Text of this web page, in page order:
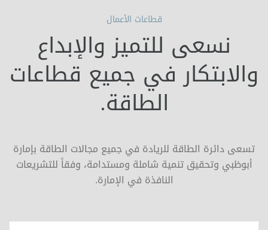
قطاعات الأعمال
نسعى للتميز والإبداع
والابتكار في جميع قطاعات
الطاقة.
تسعى دائرة الطاقة للريادة في جميع مجالات الطاقة بإمارة
أبوظبي وتحقيق تنمية شاملة ومستدامة، وفقاً للتشريعات
النافذة في الإمارة.
كجزء من الرؤية المستقبلية للإمارات، تلتزم إمارة أبو
الطلب المتنامي على الطاقة والمياه لدفع عجلة